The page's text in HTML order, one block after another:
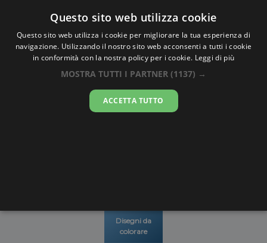
Oraesatta.co
Ora EsattaSt Mary's
Village
21:13:16
Disegni da
colorare
Questo sito web utilizza cookie
Questo sito web utilizza i cookie per migliorare la tua esperienza di
navigazione. Utilizzando il nostro sito web acconsenti a tutti i cookie
in conformità con la nostra policy per i cookie. Leggi di più
MOSTRA TUTTI I PARTNER (1137) →
ACCETTA TUTTO